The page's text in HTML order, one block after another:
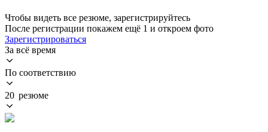
Чтобы видеть все резюме, зарегистрируйтесь
После регистрации покажем ещё 1 и откроем фото
Зарегистрироваться
За всё время
По соответствию
20 резюме